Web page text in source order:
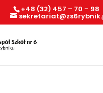
+48 (32) 457 – 70 – 98